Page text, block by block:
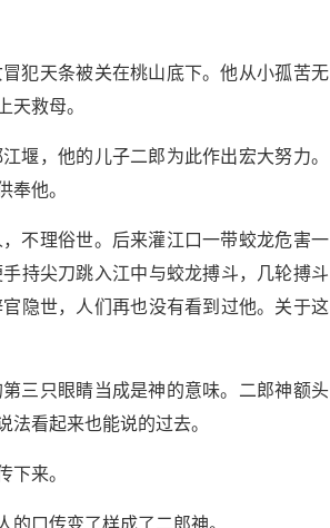
犯天条被关在桃山底下。他从小孤苦无
天救母。
堰，他的儿子二郎为此作出宏大努力。
奉他。
不理俗世。后来灌江口一带蛟龙危害一
持尖刀跳入江中与蛟龙搏斗，几轮搏斗
隐世，人们再也没有看到过他。关于这
三只眼睛当成是神的意味。二郎神额头
法看起来也能说的过去。
下来。
口传变了样成了二郎神。